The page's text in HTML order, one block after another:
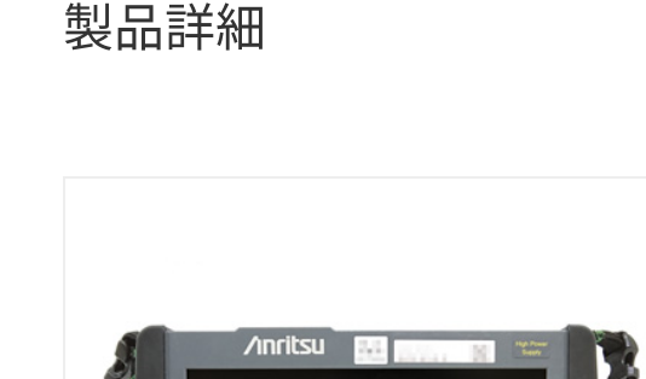
製品詳細